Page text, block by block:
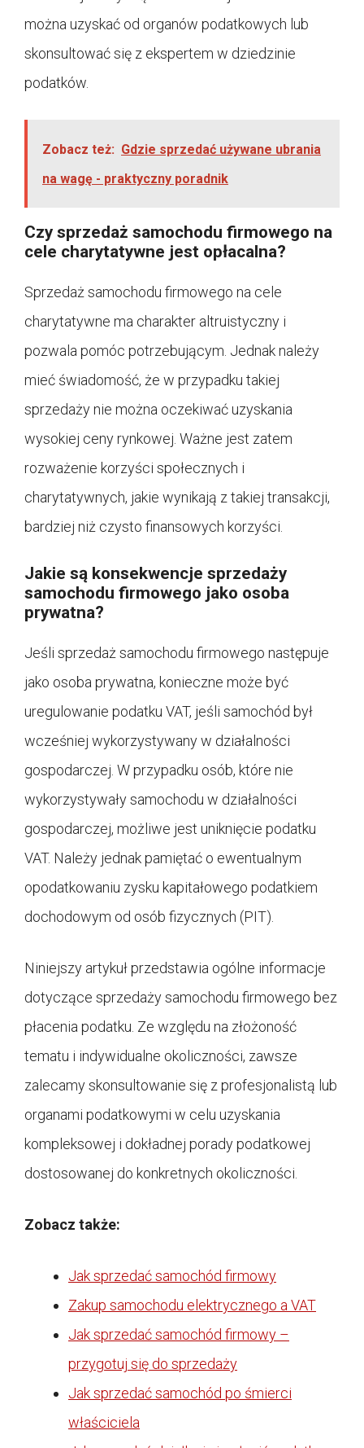
można uzyskać od organów podatkowych lub
skonsultować się z ekspertem w dziedzinie
podatków.
Zobacz też: Gdzie sprzedać używane ubrania
na wagę - praktyczny poradnik
Czy sprzedaż samochodu firmowego na
cele charytatywne jest opłacalna?
Sprzedaż samochodu firmowego na cele
charytatywne ma charakter altruistyczny i
pozwala pomóc potrzebującym. Jednak należy
mieć świadomość, że w przypadku takiej
sprzedaży nie można oczekiwać uzyskania
wysokiej ceny rynkowej. Ważne jest zatem
rozważenie korzyści społecznych i
charytatywnych, jakie wynikają z takiej transakcji,
bardziej niż czysto finansowych korzyści.
Jakie są konsekwencje sprzedaży
samochodu firmowego jako osoba
prywatna?
Jeśli sprzedaż samochodu firmowego następuje
jako osoba prywatna, konieczne może być
uregulowanie podatku VAT, jeśli samochód był
wcześniej wykorzystywany w działalności
gospodarczej. W przypadku osób, które nie
wykorzystywały samochodu w działalności
gospodarczej, możliwe jest uniknięcie podatku
VAT. Należy jednak pamiętać o ewentualnym
opodatkowaniu zysku kapitałowego podatkiem
dochodowym od osób fizycznych (PIT).
Niniejszy artykuł przedstawia ogólne informacje
dotyczące sprzedaży samochodu firmowego bez
płacenia podatku. Ze względu na złożoność
tematu i indywidualne okoliczności, zawsze
zalecamy skonsultowanie się z profesjonalistą lub
organami podatkowymi w celu uzyskania
kompleksowej i dokładnej porady podatkowej
dostosowanej do konkretnych okoliczności.
Zobacz także:
Jak sprzedać samochód firmowy
Zakup samochodu elektrycznego a VAT
Jak sprzedać samochód firmowy –
przygotuj się do sprzedaży
Jak sprzedać samochód po śmierci
właściciela